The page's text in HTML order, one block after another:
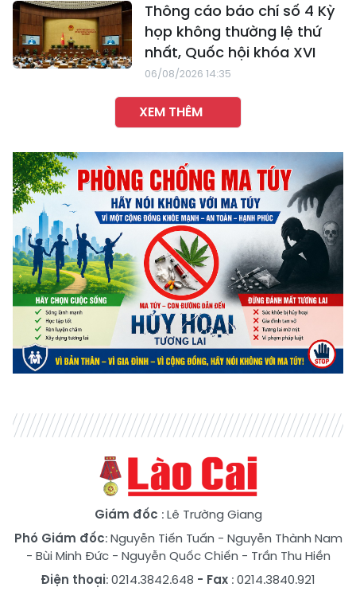
Thông cáo báo chí số 4 Kỳ
họp không thường lệ thứ
nhất, Quốc hội khóa XVI
06/08/2026 14:35
XEM THÊM
Giám đốc : Lê Trường Giang
Phó Giám đốc:Nguyễn Tiến Tuấn - Nguyễn Thành Nam
- Bùi Minh Đức- Nguyễn Quốc Chiến - Trần Thu Hiền
Điện thoại: 0214.3842.648 - Fax : 0214.3840.921